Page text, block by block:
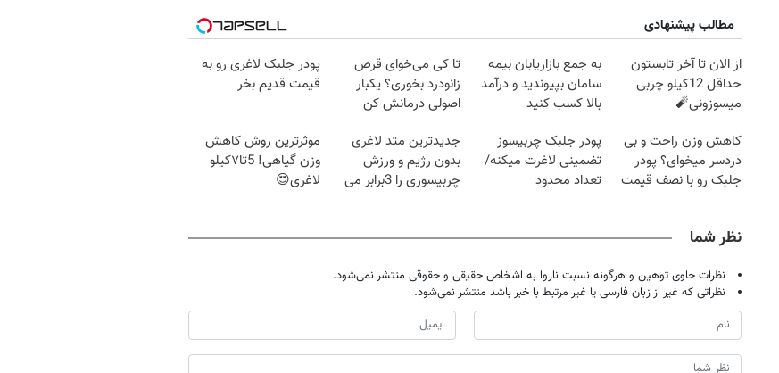
مطالب پیشنهادی
از الان تا آخر تابستون
حداقل 12کیلو چربی
میسوزونی🧨
به جمع بازاریابان بیمه
سامان بپیوندید و درآمد
بالا کسب کنید
تا کی می‌خوای قرص
زانودرد بخوری؟ یکبار
اصولی درمانش کن
پودر جلبک لاغری رو به
قیمت قدیم بخر
کاهش وزن راحت و بی
دردسر میخوای؟ پودر
جلبک رو با نصف قیمت
پودر جلبک چربیسوز
تضمینی لاغرت میکنه/
تعداد محدود
جدیدترین متد لاغری
بدون رژیم و ورزش
چربیسوزی را 3برابر می
موثرترین روش کاهش
وزن گیاهی! 5تا۷کیلو
لاغری😍
نظر شما
نظرات حاوی توهین و هرگونه نسبت ناروا به اشخاص حقیقی و حقوقی منتشر نمی‌شود.
نظراتی که غیر از زبان فارسی یا غیر مرتبط با خبر باشد منتشر نمی‌شود.